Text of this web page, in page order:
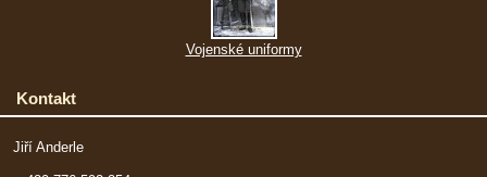
Vojenské uniformy
Kontakt
Jiří Anderle